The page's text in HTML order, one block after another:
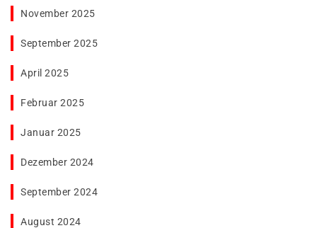
November 2025
September 2025
April 2025
Februar 2025
Januar 2025
Dezember 2024
September 2024
August 2024